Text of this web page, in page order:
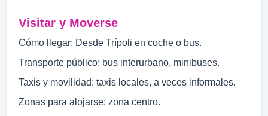
Visitar y Moverse
Cómo llegar: Desde Trípoli en coche o bus.
Transporte público: bus interurbano, minibuses.
Taxis y movilidad: taxis locales, a veces informales.
Zonas para alojarse: zona centro.